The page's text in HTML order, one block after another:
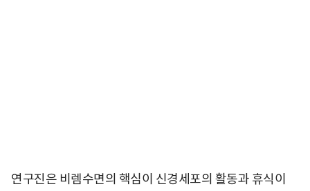
연구진은 비렘수면의 핵심이 신경세포의 활동과 휴식이